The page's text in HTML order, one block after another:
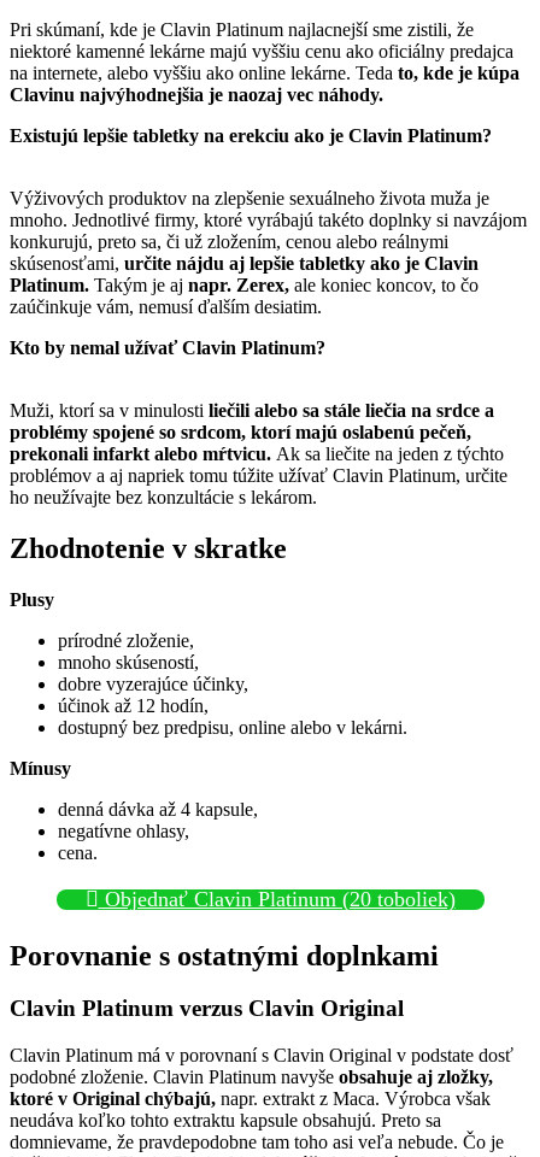
Pri skúmaní, kde je Clavin Platinum najlacnejší sme zistili, že
niektoré kamenné lekárne majú vyššiu cenu ako oficiálny predajca
na internete, alebo vyššiu ako online lekárne. Teda to, kde je kúpa
Clavinu najvýhodnejšia je naozaj vec náhody.
Existujú lepšie tabletky na erekciu ako je Clavin Platinum?
Výživových produktov na zlepšenie sexuálneho života muža je
mnoho. Jednotlivé firmy, ktoré vyrábajú takéto doplnky si navzájom
konkurujú, preto sa, či už zložením, cenou alebo reálnymi
skúsenosťami, určite nájdu aj lepšie tabletky ako je Clavin
Platinum. Takým je aj napr. Zerex, ale koniec koncov, to čo
zaúčinkuje vám, nemusí ďalším desiatim.
Kto by nemal užívať Clavin Platinum?
Muži, ktorí sa v minulosti liečili alebo sa stále liečia na srdce a
problémy spojené so srdcom, ktorí majú oslabenú pečeň,
prekonali infarkt alebo mŕtvicu. Ak sa liečite na jeden z týchto
problémov a aj napriek tomu túžite užívať Clavin Platinum, určite
ho neužívajte bez konzultácie s lekárom.
Zhodnotenie v skratke
Plusy
prírodné zloženie,
mnoho skúseností,
dobre vyzerajúce účinky,
účinok až 12 hodín,
dostupný bez predpisu, online alebo v lekárni.
Mínusy
denná dávka až 4 kapsule,
negatívne ohlasy,
cena.
Objednať Clavin Platinum (20 toboliek)
Porovnanie s ostatnými doplnkami
Clavin Platinum verzus Clavin Original
Clavin Platinum má v porovnaní s Clavin Original v podstate dosť
podobné zloženie. Clavin Platinum navyše obsahuje aj zložky,
ktoré v Original chýbajú, napr. extrakt z Maca. Výrobca však
neudáva koľko tohto extraktu kapsule obsahujú. Preto sa
domnievame, že pravdepodobne tam toho asi veľa nebude. Čo je